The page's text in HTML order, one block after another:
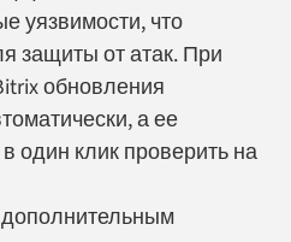
уязвимости, что
защиты от атак. При
обновления
а ее
один клик проверить на